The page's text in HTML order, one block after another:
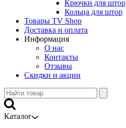
Крючки для штор
Кольца для штор
Товары TV Shop
Доставка и оплата
Информация
О нас
Контакты
Отзывы
Скидки и акции
Каталог